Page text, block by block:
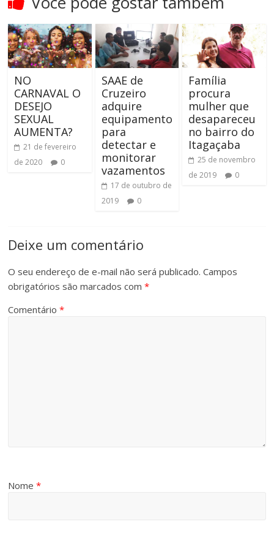
NO
CARNAVAL O
DESEJO
SEXUAL
AUMENTA?
21 de fevereiro
de 2020
0
SAAE de
Cruzeiro
adquire
equipamento
para
detectar e
monitorar
vazamentos
17 de outubro de
2019
0
Família
procura
mulher que
desapareceu
no bairro do
Itagaçaba
25 de novembro
de 2019
0
Deixe um comentário
O seu endereço de e-mail não será publicado. Campos
obrigatórios são marcados com*
Comentário*
Nome*